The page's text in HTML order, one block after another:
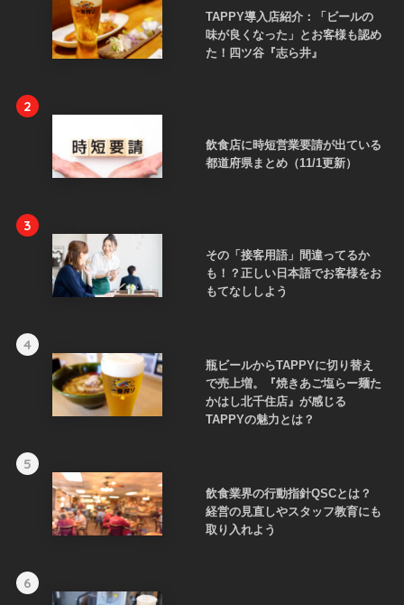
TAPPY導入店紹介：「ビールの
味が良くなった」とお客様も認め
た！四ツ谷『志ら井』
2
飲食店に時短営業要請が出ている
都道府県まとめ（11/1更新）
3
その「接客用語」間違ってるか
も！？正しい日本語でお客様をお
もてなししよう
4
瓶ビールからTAPPYに切り替え
で売上増。『焼きあご塩らー麺た
かはし北千住店』が感じる
TAPPYの魅力とは？
5
飲食業界の行動指針QSCとは？
経営の見直しやスタッフ教育にも
取り入れよう
6